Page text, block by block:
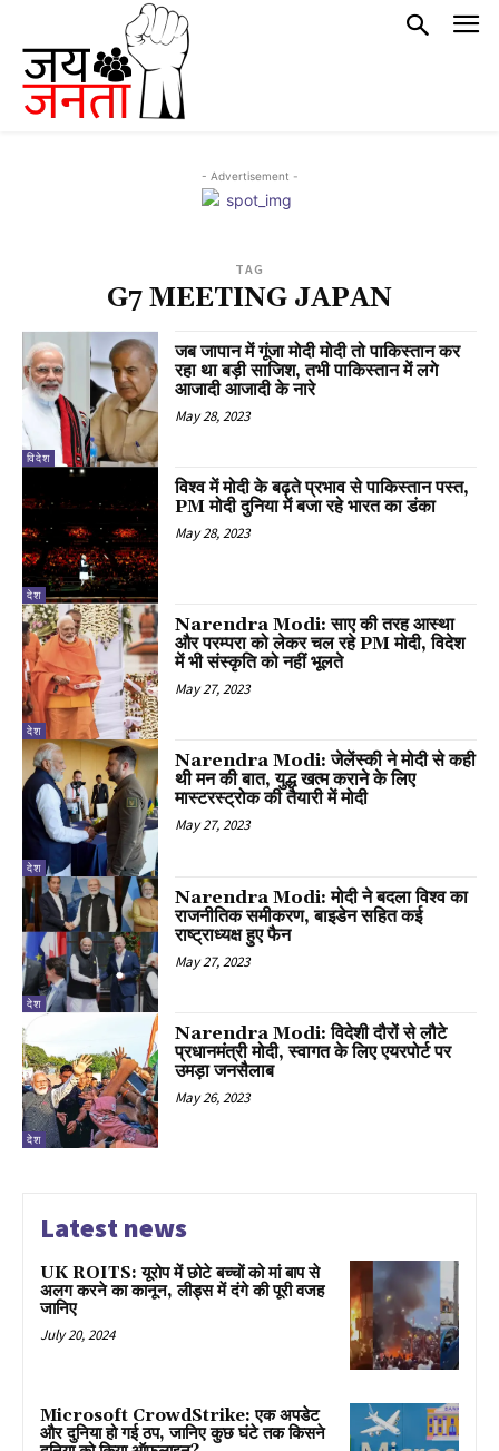
- Advertisement -
TAG
G7 MEETING JAPAN
विदेश
जब जापान में गूंजा मोदी मोदी तो पाकिस्तान कर
रहा था बड़ी साजिश, तभी पाकिस्तान में लगे
आजादी आजादी के नारे
May 28, 2023
देश
विश्व में मोदी के बढ़ते प्रभाव से पाकिस्तान पस्त,
PM मोदी दुनिया में बजा रहे भारत का डंका
May 28, 2023
देश
Narendra Modi: साए की तरह आस्था
और परम्परा को लेकर चल रहे PM मोदी, विदेश
में भी संस्कृति को नहीं भूलते
May 27, 2023
देश
Narendra Modi: जेलेंस्की ने मोदी से कही
थी मन की बात, युद्ध खत्म कराने के लिए
मास्टरस्ट्रोक की तैयारी में मोदी
May 27, 2023
देश
Narendra Modi: मोदी ने बदला विश्व का
राजनीतिक समीकरण, बाइडेन सहित कई
राष्ट्राध्यक्ष हुए फैन
May 27, 2023
देश
Narendra Modi: विदेशी दौरों से लौटे
प्रधानमंत्री मोदी, स्वागत के लिए एयरपोर्ट पर
उमड़ा जनसैलाब
May 26, 2023
Latest news
UK ROITS: यूरोप में छोटे बच्चों को मां बाप से
अलग करने का कानून, लीड्स में दंगे की पूरी वजह
जानिए
July 20, 2024
Microsoft CrowdStrike: एक अपडेट
और दुनिया हो गई ठप, जानिए कुछ घंटे तक किसने